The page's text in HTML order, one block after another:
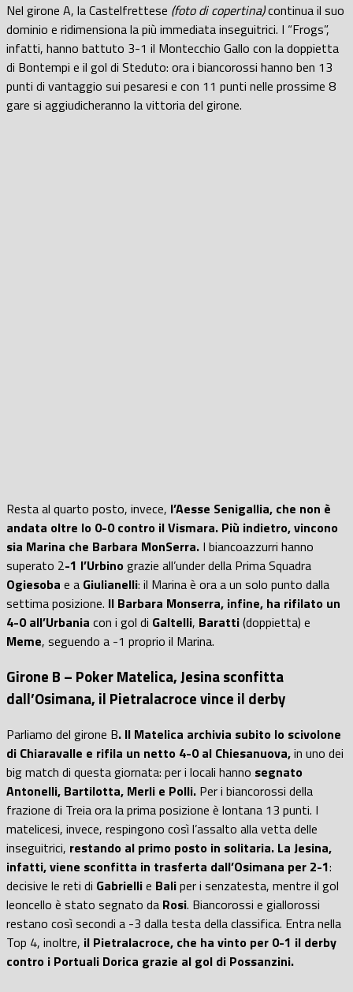
Nel girone A, la Castelfrettese (foto di copertina)continua il suo
dominio e ridimensiona la più immediata inseguitrici. I “Frogs”,
infatti, hanno battuto 3-1 il Montecchio Gallo con la doppietta
di Bontempi e il gol di Steduto: ora i biancorossi hanno ben 13
punti di vantaggio sui pesaresi e con 11 punti nelle prossime 8
gare si aggiudicheranno la vittoria del girone.
Resta al quarto posto, invece, l’Aesse Senigallia, che non è
andata oltre lo 0-0 contro il Vismara. Più indietro, vincono
sia Marina che Barbara MonSerra. I biancoazzurri hanno
superato 2-1 l’Urbinograzie all’under della Prima Squadra
Ogiesoba e a Giulianelli: il Marina è ora a un solo punto dalla
settima posizione. Il Barbara Monserra, infine, ha rifilato un
4-0 all’Urbania con i gol di Galtelli, Baratti(doppietta) e
Meme, seguendo a -1 proprio il Marina.
Girone B – Poker Matelica, Jesina sconfitta
dall’Osimana, il Pietralacroce vince il derby
Parliamo del girone B. Il Matelica archivia subito lo scivolone
di Chiaravalle e rifila un netto 4-0 al Chiesanuova,in uno dei
big match di questa giornata: per i locali hanno segnato
Antonelli, Bartilotta, Merli e Polli. Per i biancorossi della
frazione di Treia ora la prima posizione è lontana 13 punti. I
matelicesi, invece, respingono così l’assalto alla vetta delle
inseguitrici, restando al primo posto in solitaria. La Jesina,
infatti, viene sconfitta in trasferta dall’Osimana per 2-1:
decisive le reti di Gabriellie Baliper i senzatesta, mentre il gol
leoncello è stato segnato da Rosi. Biancorossi e giallorossi
restano così secondi a -3 dalla testa della classifica. Entra nella
Top 4, inoltre, il Pietralacroce, che ha vinto per 0-1 il derby
contro i Portuali Dorica grazie al gol di Possanzini.